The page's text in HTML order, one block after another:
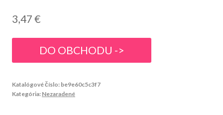
3,47€
DO OBCHODU ->
Katalógové číslo: be9e60c5c3f7
Kategória: Nezaradené